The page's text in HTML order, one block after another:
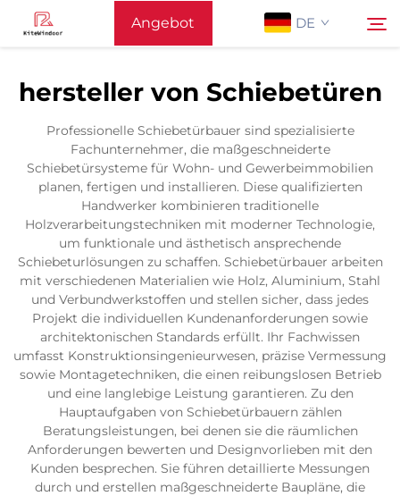
Angebot DE
Unterstützung
Produkte
Anwendung
Nachrichten
Kontaktieren Sie Uns
Suchen
hersteller von Schiebetüren
Professionelle Schiebetürbauer sind spezialisierte
Fachunternehmer, die maßgeschneiderte
Schiebetürsysteme für Wohn- und Gewerbeimmobilien
planen, fertigen und installieren. Diese qualifizierten
Handwerker kombinieren traditionelle
Holzverarbeitungstechniken mit moderner Technologie,
um funktionale und ästhetisch ansprechende
Schiebeturlösungen zu schaffen. Schiebetürbauer arbeiten
mit verschiedenen Materialien wie Holz, Aluminium, Stahl
und Verbundwerkstoffen und stellen sicher, dass jedes
Projekt die individuellen Kundenanforderungen sowie
architektonischen Standards erfüllt. Ihr Fachwissen
umfasst Konstruktionsingenieurwesen, präzise Vermessung
sowie Montagetechniken, die einen reibungslosen Betrieb
und eine langlebige Leistung garantieren. Zu den
Hauptaufgaben von Schiebetürbauern zählen
Beratungsleistungen, bei denen sie die räumlichen
Anforderungen bewerten und Designvorlieben mit den
Kunden besprechen. Sie führen detaillierte Messungen
durch und erstellen maßgeschneiderte Baupläne, die